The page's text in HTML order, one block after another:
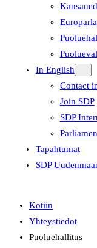
In English
Contact
Join SDP
SDP
Tapahtumat
SDP
Kotiin
Yhteystiedot
Puoluehallitus